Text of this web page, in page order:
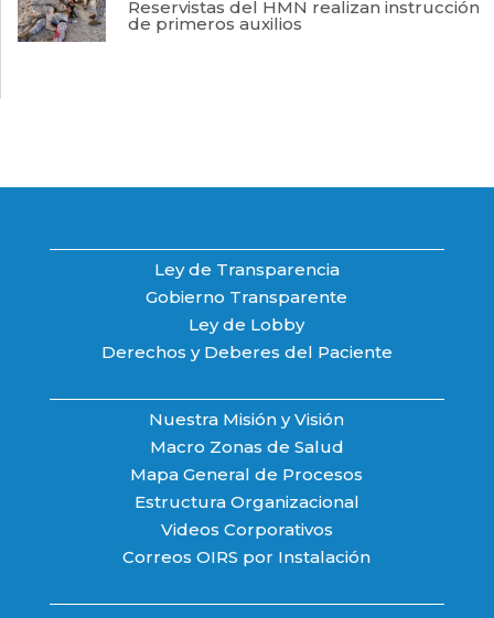
Reservistas del HMN realizan instrucción
de primeros auxilios
Ley de Transparencia
Gobierno Transparente
Ley de Lobby
Derechos y Deberes del Paciente
Nuestra Misión y Visión
Macro Zonas de Salud
Mapa General de Procesos
Estructura Organizacional
Videos Corporativos
Correos OIRS por Instalación